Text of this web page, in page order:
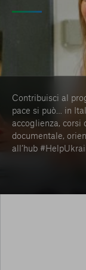
Contribuisci al
pace si può… in
accoglienza, corsi
documentale,
all’hub